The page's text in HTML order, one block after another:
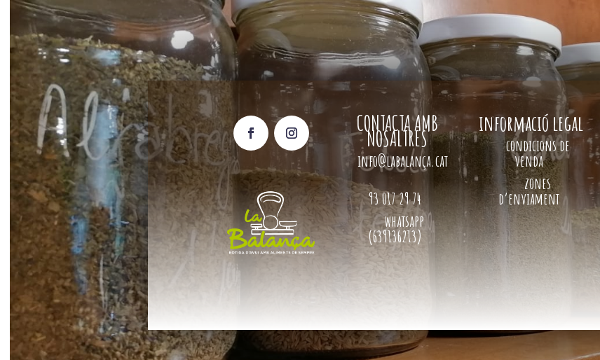
CONTACTA AMB
NOSALTRES
info@labalança.cat
93 017 29 74
whatsapp
(639136213)
informació legal
condicions de
venda
zones
d’enviament